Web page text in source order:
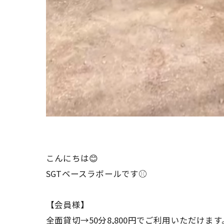
こんにちは😊
SGTベースラボールです⚾️
【会員様】
全面貸切→50分8,800円でご利用いただけます